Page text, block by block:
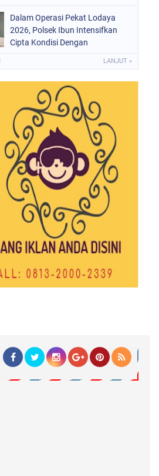
Dalam Operasi Pekat Lodaya
2026, Polsek Ibun Intensifkan
Cipta Kondisi Dengan
LANJUT »